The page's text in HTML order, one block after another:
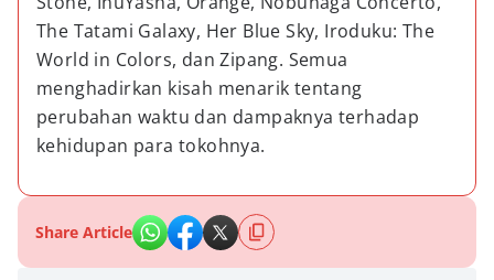
The Tatami Galaxy, Her Blue Sky, Iroduku: The
World in Colors, dan Zipang. Semua
menghadirkan kisah menarik tentang
perubahan waktu dan dampaknya terhadap
kehidupan para tokohnya.
Share Article